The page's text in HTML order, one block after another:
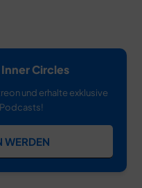
Circles
und erhalte exklusive
WERDEN